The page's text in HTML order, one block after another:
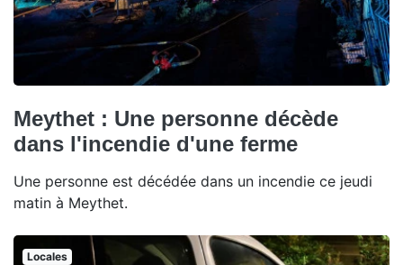
Meythet : Une personne décède
dans l'incendie d'une ferme
Une personne est décédée dans un incendie ce jeudi
matin à Meythet.
Locales